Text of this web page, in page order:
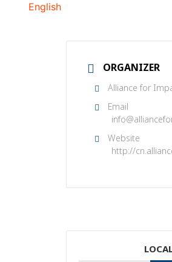
English
ORGANIZER
Alliance for
Email
Website
http://